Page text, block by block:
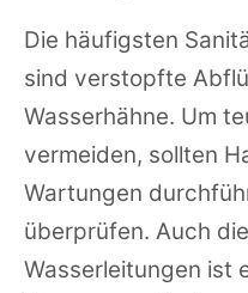
Die häufigsten
sind verstopfte
Wasserhähne. Um
vermeiden, sollten
Wartungen
überprüfen. Auch
Wasserleitungen ist